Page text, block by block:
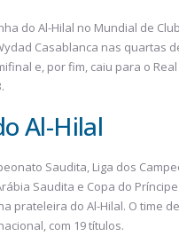
do Al-Hilal no Mundial de
Casablanca nas quartas
e, por fim, caiu para o
Al-Hilal
Saudita, Liga dos
Saudita e Copa do
prateleira do Al-Hilal. O time
com 19 títulos.